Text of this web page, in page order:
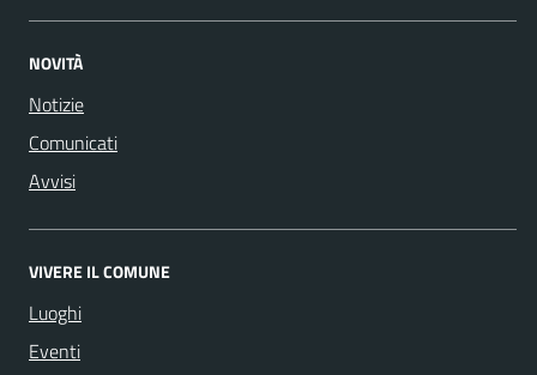
NOVITÀ
Notizie
Comunicati
Avvisi
VIVERE IL COMUNE
Luoghi
Eventi